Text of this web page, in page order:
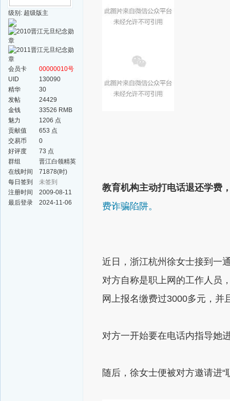
级别: 超级版主
会员卡
00000010号
UID
130090
精华
30
发帖
24429
金钱
33526 RMB
魅力
1206 点
贡献值
653 点
交易币
0
好评度
73 点
群组
晋江白领精英
群
在线时间
71878(时)
每日签到
未签到
注册时间
2009-08-11
最后登录
2024-11-06
教育机构主动打电话退还学费
费诈骗陷阱。
近日，浙江杭州徐女士接到一
对方自称是职上网的工作人员
网上报名缴费过3000多元， 并
对方一开始要在电话内指导她
随后， 徐女士便被对方邀请进“